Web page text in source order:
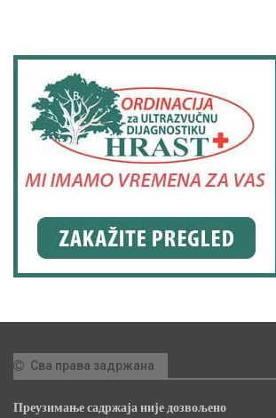
Сва права задржана
Преузимање садржаја није дозвољено